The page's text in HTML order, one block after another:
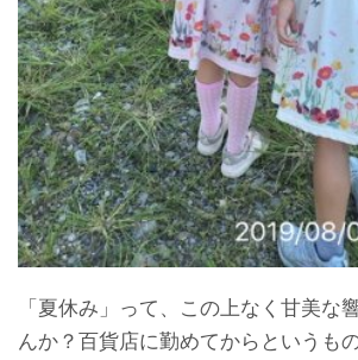
「夏休み」って、この上なく甘美な
んか？百貨店に勤めてからというも